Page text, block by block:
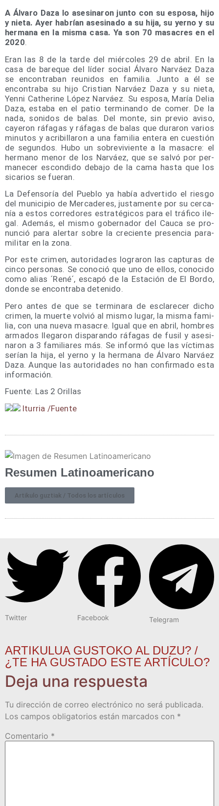
A Álva­ro Daza lo ase­si­na­ron jun­to con su espo­sa, hijo
y nie­ta. Ayer habrían ase­si­na­do a su hija, su yerno y su
her­ma­na en la mis­ma casa. Ya son 70 masa­cres en el
2020.
Eran las 8 de la tar­de del miér­co­les 29 de abril. En la
casa de bare­que del líder social Álva­ro Nar­váez Daza
se encon­tra­ban reu­ni­dos en fami­lia. Jun­to a él se
encon­tra­ba su hijo Cris­tian Nar­váez Daza y su nie­ta,
Yen­ni Cathe­ri­ne López Nar­váez. Su espo­sa, María Delia
Daza, esta­ba en el patio ter­mi­nan­do de comer. De la
nada, soni­dos de balas. Del mon­te, sin pre­vio avi­so,
caye­ron ráfa­gas y ráfa­gas de balas que dura­ron varios
minu­tos y acri­bi­lla­ron a una fami­lia ente­ra en cues­tión
de segun­dos. Hubo un sobre­vi­vien­te a la masa­cre: el
her­mano menor de los Nar­váez, que se sal­vó por per­
ma­ne­cer escon­di­do deba­jo de la cama has­ta que los
sica­rios se fueran.
La Defen­so­ría del Pue­blo ya había adver­ti­do el ries­go
del muni­ci­pio de Mer­ca­de­res, jus­ta­men­te por su cer­ca­
nía a estos corre­do­res estra­té­gi­cos para el trá­fi­co ile­
gal. Ade­más, el mis­mo gober­na­dor del Cau­ca se pro­
nun­ció para aler­tar sobre la cre­cien­te pre­sen­cia para­
mi­li­tar en la zona.
Por este cri­men, auto­ri­da­des logra­ron las cap­tu­ras de
cin­co per­so­nas. Se cono­ció que uno de ellos, cono­ci­do
como alias ´René´, esca­pó de la Esta­ción de El Bor­do,
don­de se encon­tra­ba detenido.
Pero antes de que se ter­mi­na­ra de escla­re­cer dicho
cri­men, la muer­te vol­vió al mis­mo lugar, la mis­ma fami­
lia, con una nue­va masa­cre. Igual que en abril, hom­bres
arma­dos lle­ga­ron dis­pa­ran­do ráfa­gas de fusil y ase­si­
na­ron a 3 fami­lia­res más. Se infor­mó que las víc­ti­mas
serían la hija, el yerno y la her­ma­na de Álva­ro Nar­váez
Daza. Aun­que las auto­ri­da­des no han con­fir­ma­do esta
información.
Fuen­te: Las 2 Orillas
Itu­rria /​Fuen­te
Resumen Latinoamericano
Artikulo guztiak / Todos los artículos
Twitter Facebook Telegram
ARTIKULUA GUSTOKO AL DUZU? /
¿TE HA GUSTADO ESTE ARTÍCULO?
Deja una respuesta
Tu dirección de correo electrónico no será publicada.
Los campos obligatorios están marcados con *
Comentario *